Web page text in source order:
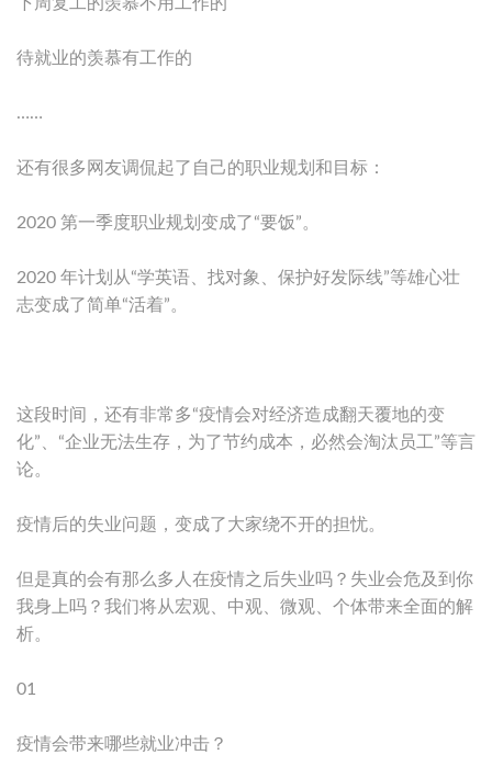
待就业的羡慕有工作的
……
还有很多网友调侃起了自己的职业规划和目标：
2020 第一季度职业规划变成了“要饭”。
2020 年计划从“学英语、找对象、保护好发际线”等雄心壮
志变成了简单“活着”。
这段时间，还有非常多“疫情会对经济造成翻天覆地的变
化”、“企业无法生存，为了节约成本，必然会淘汰员工”等言
论。
疫情后的失业问题，变成了大家绕不开的担忧。
但是真的会有那么多人在疫情之后失业吗？失业会危及到你
我身上吗？我们将从宏观、中观、微观、个体带来全面的解
析。
01
疫情会带来哪些就业冲击？